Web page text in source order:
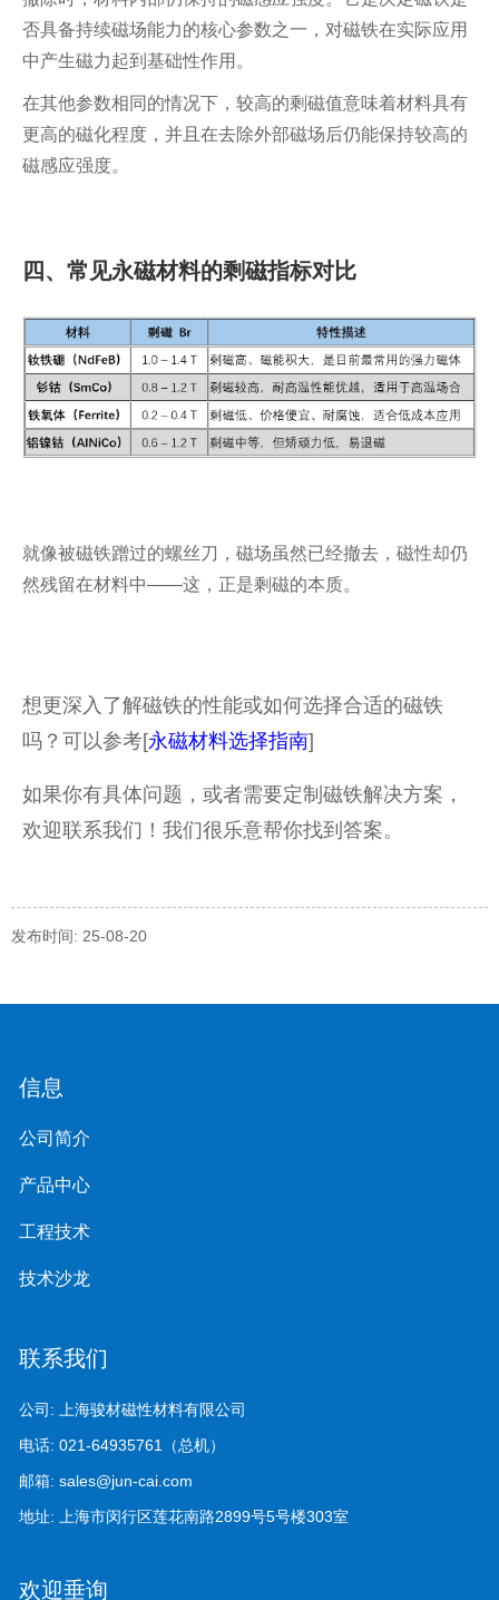
否具备持续磁场能力的核心参数之一，对磁铁在实际应用
中产生磁力起到基础性作用。
在其他参数相同的情况下，较高的剩磁值意味着材料具有
更高的磁化程度，并且在去除外部磁场后仍能保持较高的
磁感应强度。
四、常见永磁材料的剩磁指标对比
就像被磁铁蹭过的螺丝刀，磁场虽然已经撤去，磁性却仍
然残留在材料中——这，正是剩磁的本质。
想更深入了解磁铁的性能或如何选择合适的磁铁
吗？可以参考[永磁材料选择指南]
如果你有具体问题，或者需要定制磁铁解决方案，
欢迎联系我们！我们很乐意帮你找到答案。
发布时间: 25-08-20
信息
公司简介
产品中心
工程技术
技术沙龙
联系我们
公司:上海骏材磁性材料有限公司
电话:021-64935761（总机）
邮箱:sales@jun-cai.com
地址:上海市闵行区莲花南路2899号5号楼303室
欢迎垂询